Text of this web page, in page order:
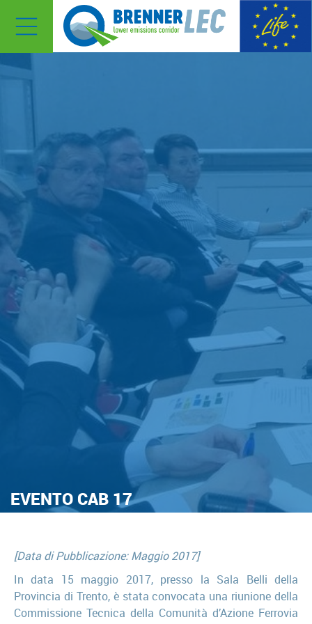
EVENTO CAB 17
[Data di Pubblicazione: Maggio 2017]
In data 15 maggio 2017, presso la Sala Belli della
Provincia di Trento, è stata convocata una riunione della
Commissione Tecnica della Comunità d’Azione Ferrovia